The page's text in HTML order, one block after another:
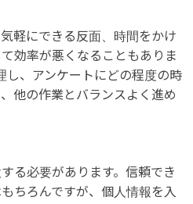
軽にできる反面、時間をかけ
効率が悪くなることもありま
し、アンケートにどの程度の時
他の作業とバランスよく進め
る必要があります。信頼でき
ちろんですが、個人情報を入